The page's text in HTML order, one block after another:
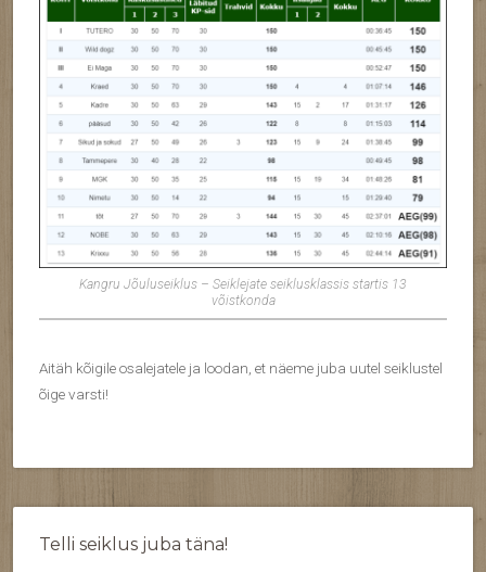
Kangru Jõuluseiklus – Seiklejate seiklusklassis startis 13
võistkonda
Aitäh kõigile osalejatele ja loodan, et näeme juba uutel seiklustel
õige varsti!
Telli seiklus juba täna!